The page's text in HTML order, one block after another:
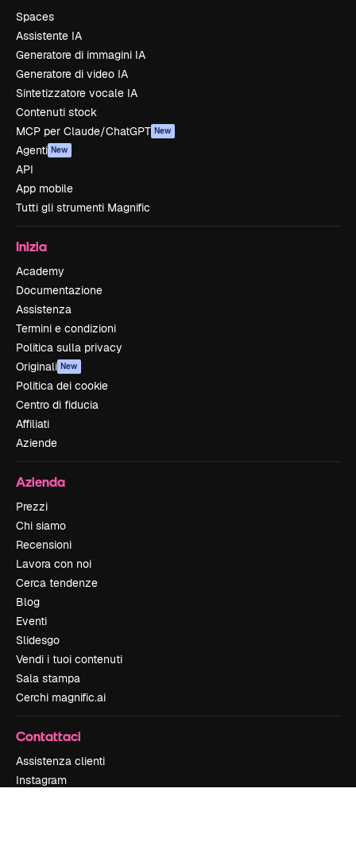
Spaces
Assistente IA
Generatore di immagini IA
Generatore di video IA
Sintetizzatore vocale IA
Contenuti stock
MCP per Claude/ChatGPT New
Agenti New
API
App mobile
Tutti gli strumenti Magnific
Inizia
Academy
Documentazione
Assistenza
Termini e condizioni
Politica sulla privacy
Originali New
Politica dei cookie
Centro di fiducia
Affiliati
Aziende
Azienda
Prezzi
Chi siamo
Recensioni
Lavora con noi
Cerca tendenze
Blog
Eventi
Slidesgo
Vendi i tuoi contenuti
Sala stampa
Cerchi magnific.ai
Contattaci
Assistenza clienti
Instagram